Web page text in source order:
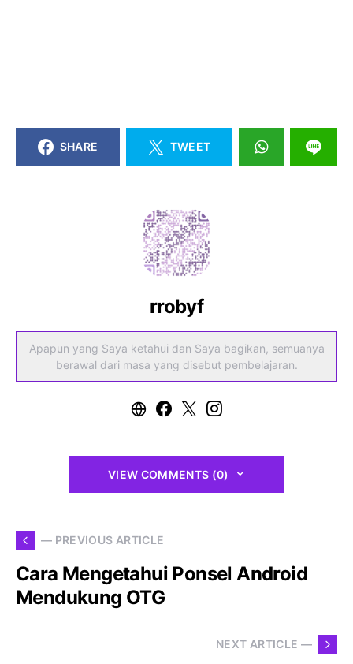
SHARE TWEET
rrobyf
Apapun yang Saya ketahui dan Saya bagikan, semuanya
berawal dari masa yang disebut pembelajaran.
VIEW COMMENTS (0)
— PREVIOUS ARTICLE
Cara Mengetahui Ponsel Android
Mendukung OTG
NEXT ARTICLE —